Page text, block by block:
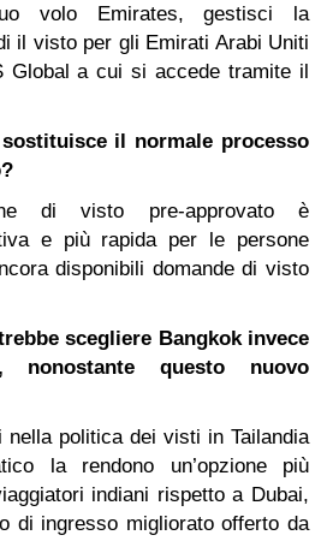
volo Emirates, gestisci la
il visto per gli Emirati Arabi Uniti
Global a cui si accede tramite il
il normale processo
di visto pre-approvato è
e più rapida per le persone
disponibili domande di visto
scegliere Bangkok invece
nonostante questo nuovo
nella politica dei visti in Tailandia
la rendono un’opzione più
indiani rispetto a Dubai,
di ingresso migliorato offerto da